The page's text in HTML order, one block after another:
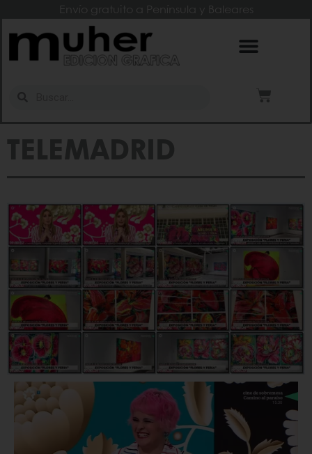
Envío gratuito a Península y Baleares
TELEMADRID